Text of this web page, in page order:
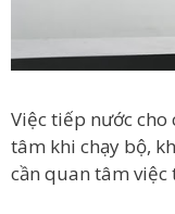
Việc tiếp nước cho
tâm khi chạy bộ,
cần quan tâm việc